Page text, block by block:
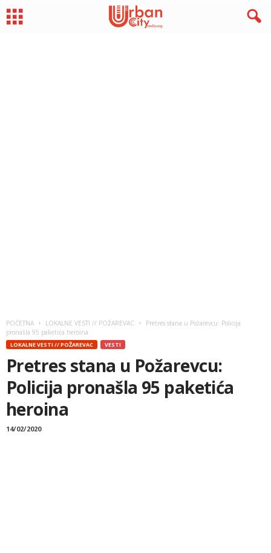
POČETNA LOKALNE VESTI // POŽAREVAC
Pretres stana u Požarevcu: Policija
pronašla 95 paketića heroina
LOKALNE VESTI // POŽAREVAC VESTI
Pretres stana u Požarevcu:
Policija pronašla 95 paketića
heroina
14/02/2020